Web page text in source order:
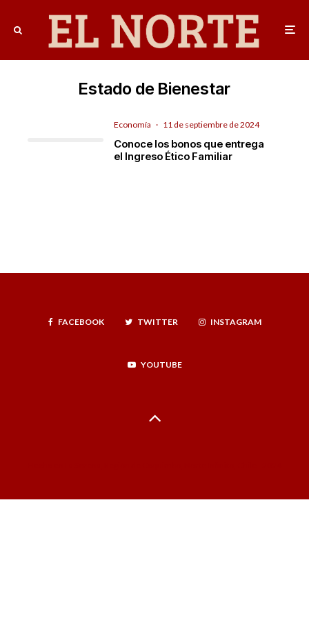
Estado de Bienestar
Economía · 11 de septiembre de 2024
Conoce los bonos que entrega
el Ingreso Ético Familiar
FACEBOOK TWITTER INSTAGRAM
YOUTUBE